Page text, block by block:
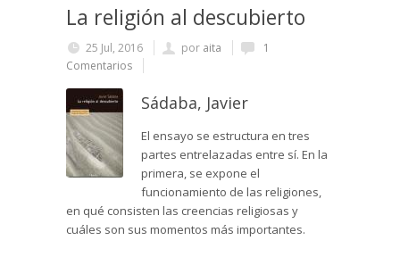
La religión al descubierto
25 Jul, 2016 por aita
1
Comentarios
Sádaba, Javier
El ensayo se estructura en tres
partes entrelazadas entre sí. En la
primera, se expone el
funcionamiento de las religiones,
en qué consisten las creencias religiosas y
cuáles son sus momentos más importantes.